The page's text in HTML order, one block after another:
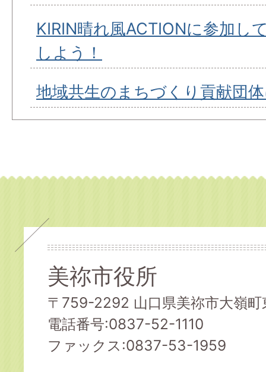
KIRIN晴れ風ACTIONに参加し
しよう！
地域共生のまちづくり貢献団
美祢市役所
〒759-2292 山口県美祢市大嶺
電話番号:0837-52-1110
ファックス:0837-53-1959